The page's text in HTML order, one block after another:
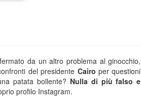
da un altro problema al ginocchio,
del presidente Cairo per questioni
patata bollente? Nulla di più falso e
profilo Instagram.